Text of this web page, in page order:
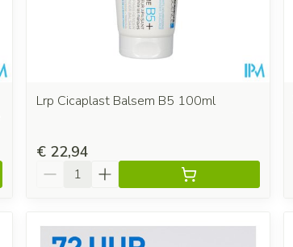
Lrp Cicaplast Balsem B5 100ml
€ 22,94
Aantal